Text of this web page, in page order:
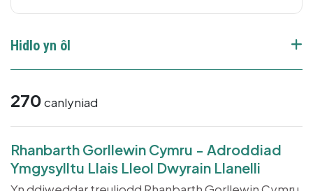
Hidlo yn ôl
270canlyniad
Rhanbarth Gorllewin Cymru - Adroddiad
Ymgysylltu Llais Lleol Dwyrain Llanelli